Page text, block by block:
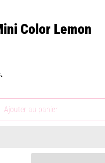
Color Lemon
Ajouter au panier